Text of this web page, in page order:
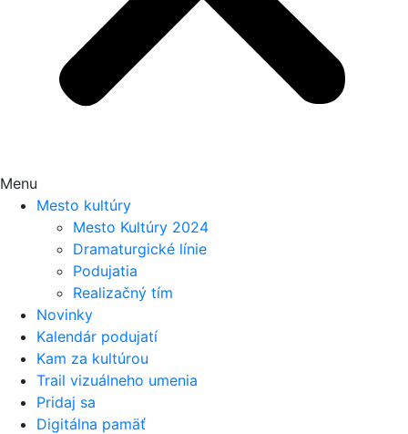
Menu
Mesto kultúry
Mesto Kultúry 2024
Dramaturgické línie
Podujatia
Realizačný tím
Novinky
Kalendár podujatí
Kam za kultúrou
Trail vizuálneho umenia
Pridaj sa
Digitálna pamäť